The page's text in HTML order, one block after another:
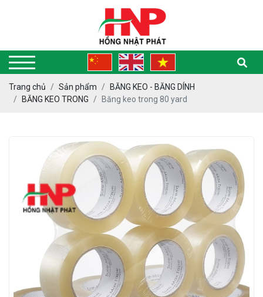
Trang chủ Sản phẩm
BĂNG KEO - BĂNG DÍNH
BĂNG KEO TRONG
Băng keo trong 80 yard